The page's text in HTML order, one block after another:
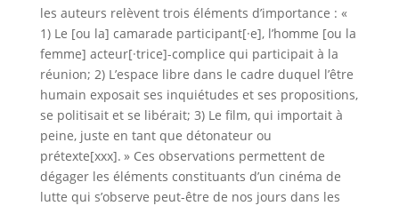
les auteurs relèvent trois éléments d’importance : «
1) Le [ou la] camarade participant[·e], l’homme [ou la
femme] acteur[·trice]-complice qui participait à la
réunion; 2) L’espace libre dans le cadre duquel l’être
humain exposait ses inquiétudes et ses propositions,
se politisait et se libérait; 3) Le film, qui importait à
peine, juste en tant que détonateur ou
prétexte[xxx]. » Ces observations permettent de
dégager les éléments constituants d’un cinéma de
lutte qui s’observe peut-être de nos jours dans les